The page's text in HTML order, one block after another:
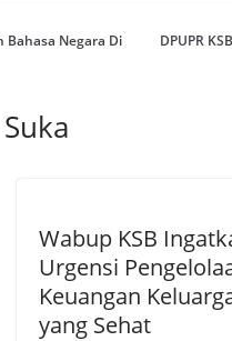
Bahasa Negara Di
DPUPR
Wabup KSB
Urgensi
Keuangan
yang Sehat